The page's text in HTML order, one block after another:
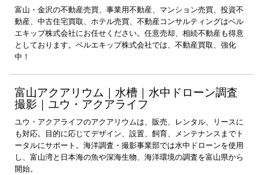
富山・金沢の不動産売買、事業用不動産、マンション売買、投資不
動産、中古住宅買取、ホテル売買、不動産コンサルティングはベル
エキップ株式会社にお任せください。任意売却、相続不動産も得意
としております。ベルエキップ株式会社では、不動産買取、強化
中！
富山アクアリウム｜水槽｜水中ドローン調査
撮影｜ユウ・アクアライフ
ユウ・アクアライフのアクアリウムは、販売、レンタル、リースに
も対応。目的に応じてデザイン、設置、飼育、メンテナンスまでト
ータルにサポート。海洋調査・撮影事業部では水中ドローンを使用
し、富山湾と日本海の魚や深海生物、海洋環境の調査を富山県から
開始。